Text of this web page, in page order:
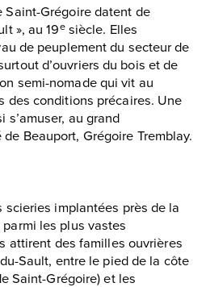
Saint-Grégoire datent de
», au 19esiècle. Elles
de peuplement du secteur de
d’ouvriers du bois et de
semi-nomade qui vit au
des conditions précaires. Une
au grand
Beauport, Grégoire Tremblay.
scieries implantées près de la
les plus vastes
attirent des familles ouvrières
Sault, entre le pied de la côte
Saint-Grégoire) et les